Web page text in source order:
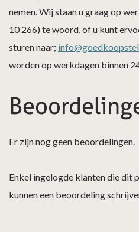
nemen. Wij staan u graag op
10 266) te woord, of u kunt
sturen naar;
worden op werkdagen binnen
Er zijn nog geen beoordelingen.
Enkel ingelogde klanten die dit
kunnen een beoordeling